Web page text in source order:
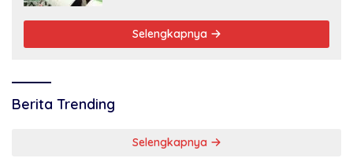
Selengkapnya
Berita Trending
Selengkapnya